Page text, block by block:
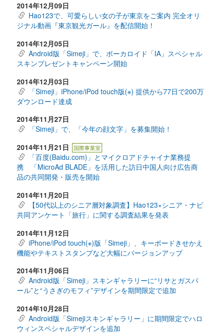
2014年12月09日
Hao123で、可愛らしい女の子が東京をご案内 完全オリ
ジナル動画『東京観光ガール』を配信開始！
2014年12月05日
Android版「Simeji」で、ボーカロイド「IA」スペシャル
スキンプレゼントキャンペーン開始
2014年12月03日
「Simeji」iPhone/iPod touch版(※) 提供から77日で200万
ダウンロード達成
2014年11月27日
「Simeji」で、「今年の顔文字」を募集開始！
2014年11月21日
国際事業室
「百度(Baidu.com)」とマイクロアドチャイナ業務提
携 「MicroAd BLADE」を活用した訪日中国人向け広告商
品の共同開発・販売を開始
2014年11月20日
【50代以上のシニア層対象調査】Hao123×シニア・ナビ
共同アンケート「旅行」に関する調査結果を発表
2014年11月12日
iPhone/iPod touch(※)版「Simeji」、キーボードきせかえ
機能やテキストスタンプなど大幅にバージョンアップ
2014年11月06日
Android版「Simeji」スキンギャラリーに“リサとガスパ
ール”と“うさぎのモフィ”デザインを期間限定で追加
2014年10月28日
Android版「Simejiスキンギャラリー」に期間限定でハロ
ウィンスペシャルデザインを追加